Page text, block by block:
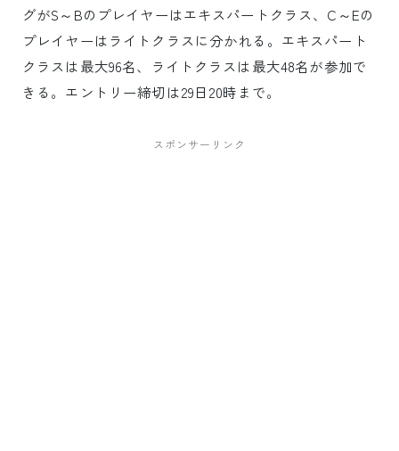
グがS～Bのプレイヤーはエキスパートクラス、C～Eの
プレイヤーはライトクラスに分かれる。エキスパート
クラスは最大96名、ライトクラスは最大48名が参加で
きる。エントリー締切は29日20時まで。
スポンサーリンク